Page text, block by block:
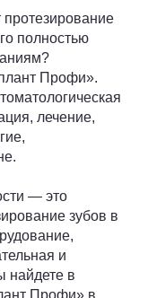
полностью
Профи».
лечение,
— это
зубов в
и
найдете в
Профи» в